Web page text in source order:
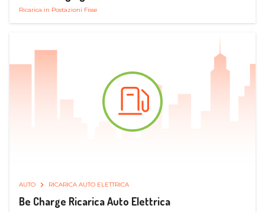
Ricarica in Postazioni Fisse
AUTO RICARICA AUTO ELETTRICA
Be Charge Ricarica Auto Elettrica